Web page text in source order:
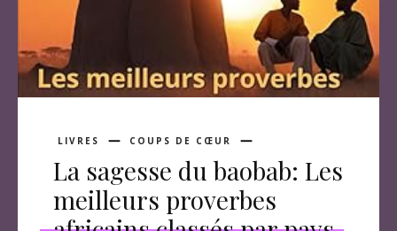
LIVRES COUPS DE CŒUR
La sagesse du baobab: Les
meilleurs proverbes